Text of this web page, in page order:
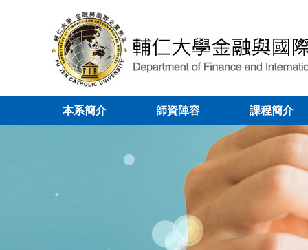
本系簡介 師資陣容 課程簡介